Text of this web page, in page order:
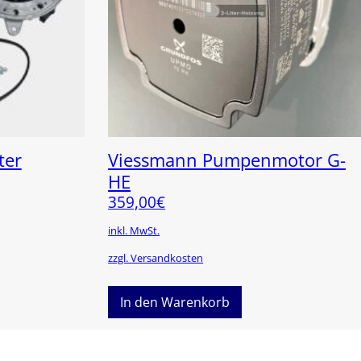
Viessmann Pumpenmotor G-
HE
359,00€
inkl. MwSt.
zzgl. Versandkosten
In den Warenkorb